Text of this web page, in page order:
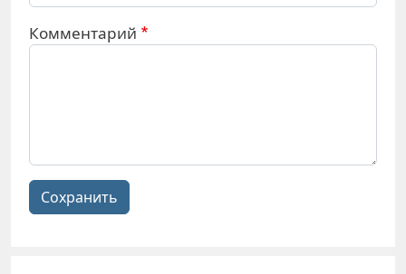
Комментарий
Сохранить